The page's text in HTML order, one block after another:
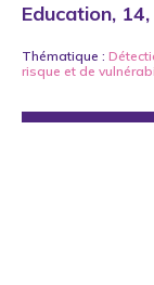
Education,
Thématique :
risque et de